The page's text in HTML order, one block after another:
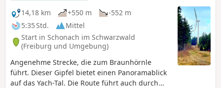
14,18 km
+550 m
-552 m
5:35 Std.
Mittel
Start in Schonach im Schwarzwald
(Freiburg und Umgebung)
Angenehme Strecke, die zum Braunhörnle
führt. Dieser Gipfel bietet einen Panoramablick
auf das Yach-Tal. Die Route führt auch durch